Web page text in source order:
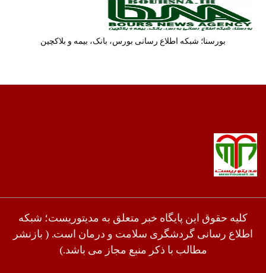
بورسنا؛ شبکه اطلاع رسانی بورس، بانک، بیمه و بلاکچین
کلیه حقوق این پایگاه خبر متعلق به مدیتوریست؛ شبکه
اطلاع رسانی گردشگری سلامت و درمان است. ( بازنشر
مطالب با ذکر منبع مجاز می باشد.)